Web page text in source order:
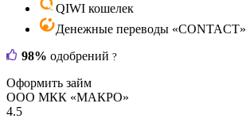
QIWI кошелек
Денежные переводы «CONTACT»
98% одобрений ?
Оформить займ
ООО МКК «МАКРО»
4.5